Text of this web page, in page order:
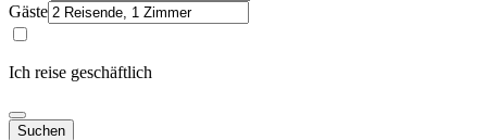
Gäste
Ich reise geschäftlich
Suchen